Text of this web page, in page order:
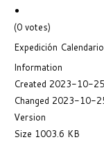
(0 votes)
Expedición
Information
Created 2023-10-25
Changed 2023-10-
Version
Size 1003.6 KB